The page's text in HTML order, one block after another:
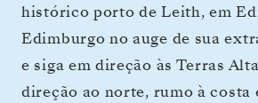
histórico porto de Leith, em
Edimburgo no auge de sua
e siga em direção às Terras
direção ao norte, rumo à